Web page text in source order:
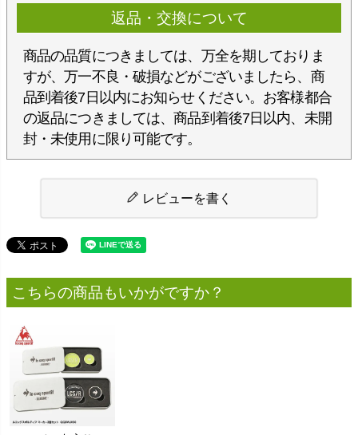
返品・交換について
商品の品質につきましては、万全を期しておりま
すが、万一不良・破損などがございましたら、商
品到着後7日以内にお知らせください。お客様都合
の返品につきましては、商品到着後7日以内、未開
封・未使用に限り可能です。
レビューを書く
こちらの商品もいかがですか？